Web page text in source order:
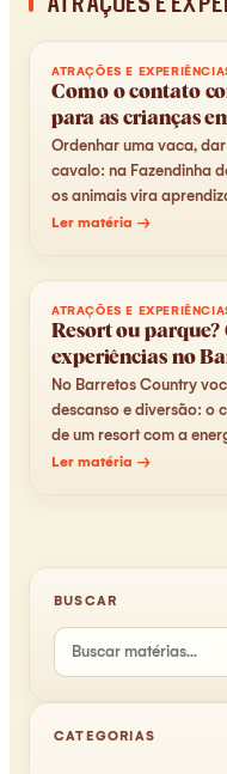
ATRAÇÕES E
Como o contato
para as crianças
Ordenhar uma vaca,
cavalo: na Fazendinha
os animais vira
para as crianças.
Ler matéria →
ATRAÇÕES E
Resort ou parque?
experiências no
No Barretos Country
descanso e diversão: o
de um resort com a
country — tudo no
Ler matéria →
BUSCAR
CATEGORIAS